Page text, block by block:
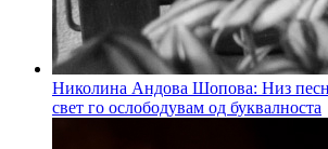
Николина Андова Шопова: Низ
свет го ослободувам од буквалноста